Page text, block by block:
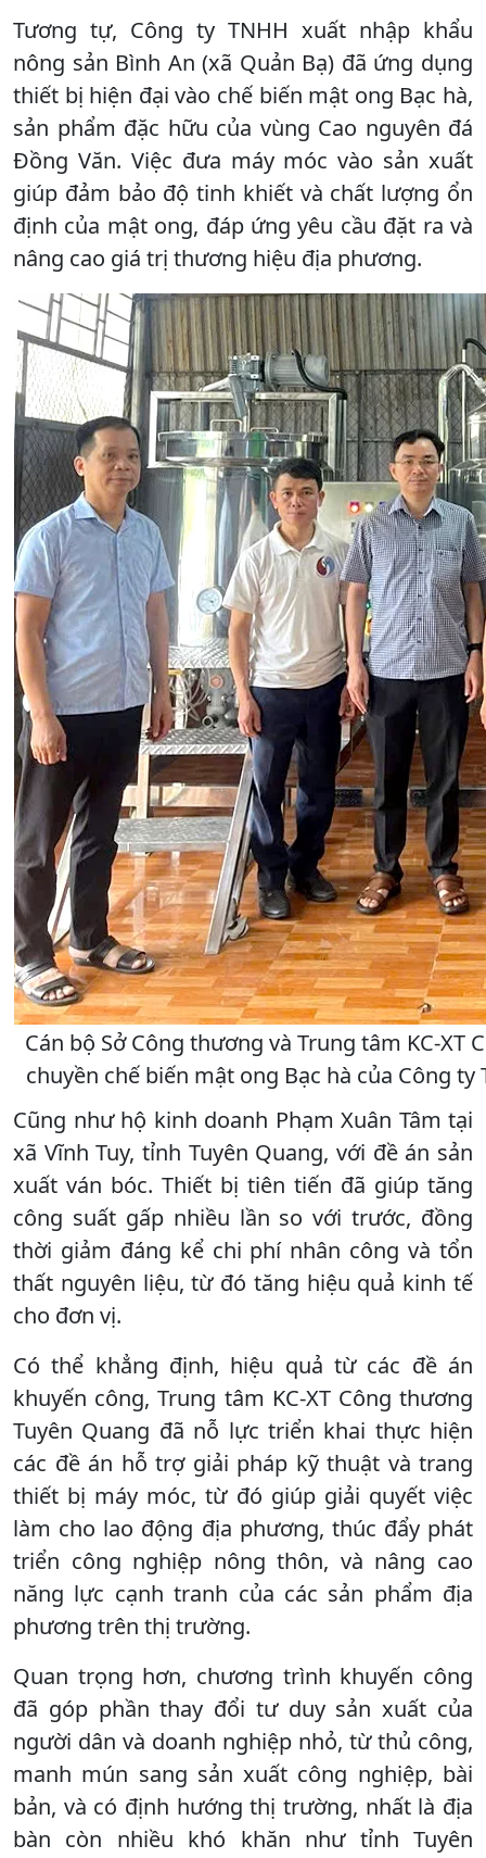
Tương tự, Công ty TNHH xuất nhập khẩu
nông sản Bình An (xã Quản Bạ) đã ứng dụng
thiết bị hiện đại vào chế biến mật ong Bạc hà,
sản phẩm đặc hữu của vùng Cao nguyên đá
Đồng Văn. Việc đưa máy móc vào sản xuất
giúp đảm bảo độ tinh khiết và chất lượng ổn
định của mật ong, đáp ứng yêu cầu đặt ra và
nâng cao giá trị thương hiệu địa phương.
Cán bộ Sở Công thương và Trung tâm KC-
chuyền chế biến mật ong Bạc hà của Công
Cũng như hộ kinh doanh Phạm Xuân Tâm tại
xã Vĩnh Tuy, tỉnh Tuyên Quang, với đề án sản
xuất ván bóc. Thiết bị tiên tiến đã giúp tăng
công suất gấp nhiều lần so với trước, đồng
thời giảm đáng kể chi phí nhân công và tổn
thất nguyên liệu, từ đó tăng hiệu quả kinh tế
cho đơn vị.
Có thể khẳng định, hiệu quả từ các đề án
khuyến công, Trung tâm KC-XT Công thương
Tuyên Quang đã nỗ lực triển khai thực hiện
các đề án hỗ trợ giải pháp kỹ thuật và trang
thiết bị máy móc, từ đó giúp giải quyết việc
làm cho lao động địa phương, thúc đẩy phát
triển công nghiệp nông thôn, và nâng cao
năng lực cạnh tranh của các sản phẩm địa
phương trên thị trường.
Quan trọng hơn, chương trình khuyến công
đã góp phần thay đổi tư duy sản xuất của
người dân và doanh nghiệp nhỏ, từ thủ công,
manh mún sang sản xuất công nghiệp, bài
bản, và có định hướng thị trường, nhất là địa
bàn còn nhiều khó khăn như tỉnh Tuyên